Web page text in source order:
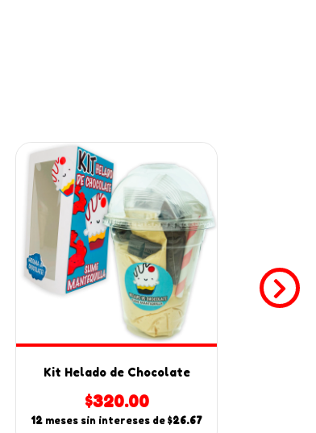
Kit Helado de Chocolate
$320.00
12 meses sin intereses de $26.67